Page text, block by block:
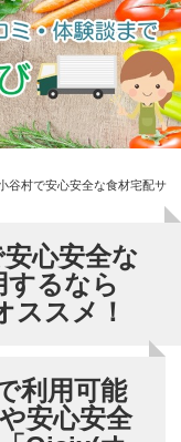
谷村で安心安全な食材宅配サ
心安全な
するなら
ススメ！
利用可能
安心安全